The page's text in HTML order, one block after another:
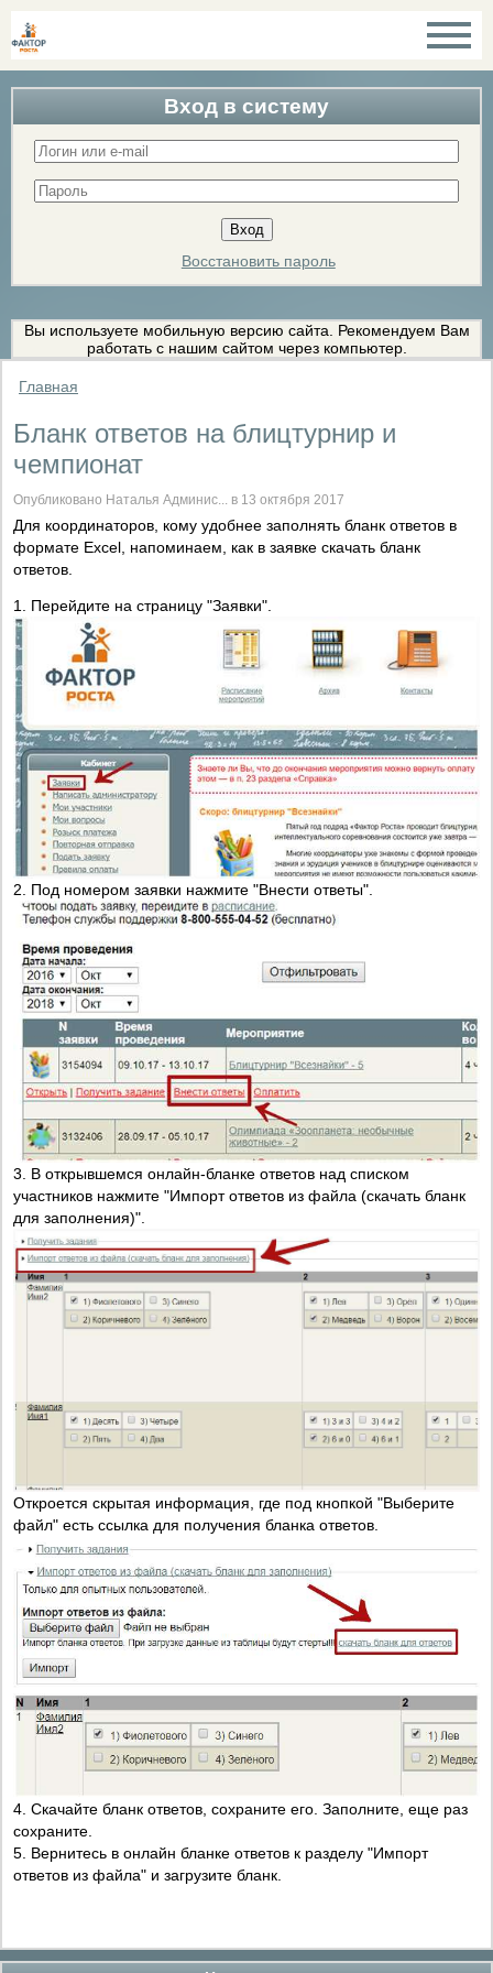
Вход в систему
Восстановить пароль
Вы используете мобильную версию сайта. Рекомендуем Вам
работать с нашим сайтом через компьютер.
Главная
Бланк ответов на блицтурнир и
чемпионат
Опубликовано Наталья Админис... в 13 октября 2017
Для координаторов, кому удобнее заполнять бланк ответов в
формате Excel, напоминаем, как в заявке скачать бланк
ответов.
1. Перейдите на страницу "Заявки".
2. Под номером заявки нажмите "Внести ответы".
3. В открывшемся онлайн-бланке ответов над списком
участников нажмите "Импорт ответов из файла (скачать бланк
для заполнения)".
Откроется скрытая информация, где под кнопкой "Выберите
файл" есть ссылка для получения бланка ответов.
4. Скачайте бланк ответов, сохраните его. Заполните, еще раз
сохраните.
5. Вернитесь в онлайн бланке ответов к разделу "Импорт
ответов из файла" и загрузите бланк.